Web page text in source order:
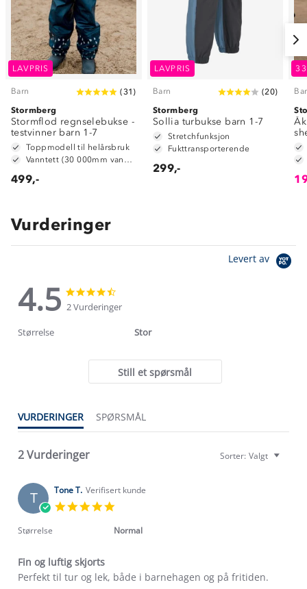
LAVPRIS
Barn (31 )
Stormberg
Stormflod regnselebukse -
testvinner barn 1-7
Toppmodell til helårsbruk
499,-
LAVPRIS
Barn (20)
Stormberg
Sollia turbukse barn 1-7
Stretchfunksjon
Fukttransporterende
299,-
Vurderinger
Levert av
4.5
4.5
star
rating
star
2 Vurderinger
Størrelse Stor
Still et spørsmål
VURDERINGER SPØRSMÅL
2 Vurderinger Sorter: Valgt
T Tone T. Verifisert kunde
rating
Størrelse Normal
Fin og luftig skjorts
Review
review
Perfekt til tur og lek, både i barnehagen og på fritiden.